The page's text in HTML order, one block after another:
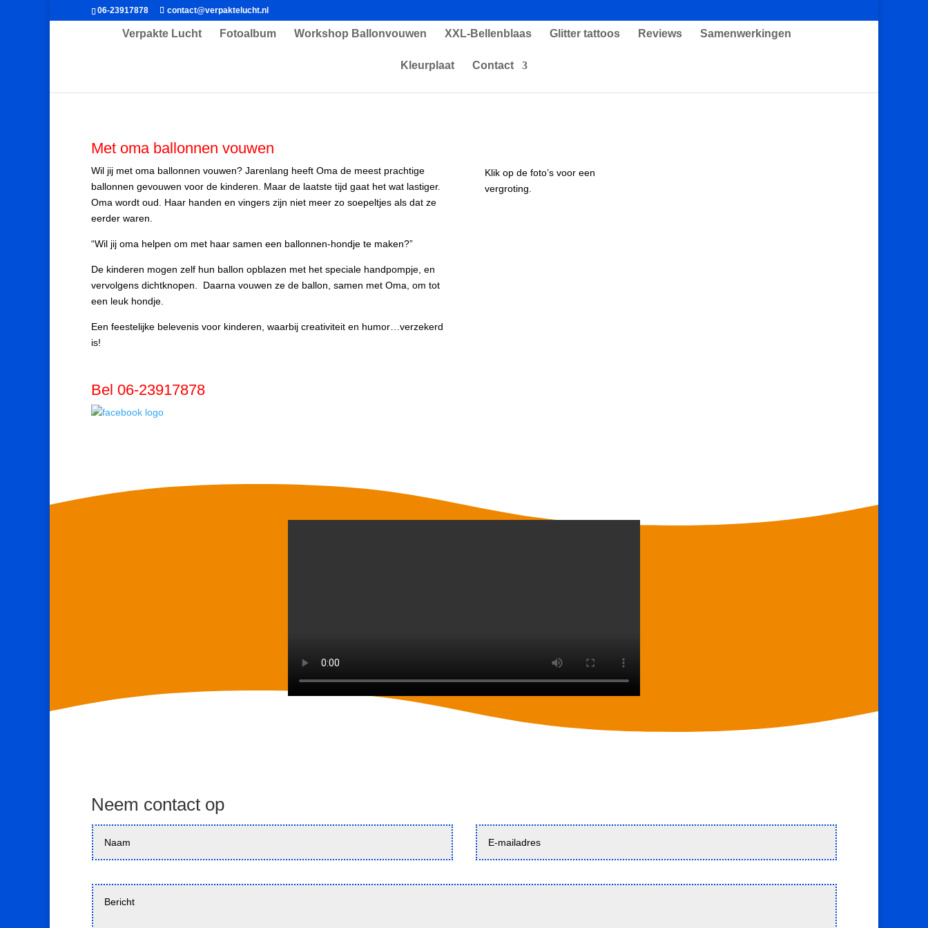
06-23917878 contact@verpaktelucht.nl
Verpakte Lucht Fotoalbum Workshop Ballonvouwen XXL-Bellenblaas Glitter tattoos Reviews Samenwerkingen
Kleurplaat Contact
Met oma ballonnen vouwen
Wil jij met oma ballonnen vouwen? Jarenlang heeft Oma de meest prachtige
ballonnen gevouwen voor de kinderen. Maar de laatste tijd gaat het wat lastiger.
Oma wordt oud. Haar handen en vingers zijn niet meer zo soepeltjes als dat ze
eerder waren.
“Wil jij oma helpen om met haar samen een ballonnen-hondje te maken?”
De kinderen mogen zelf hun ballon opblazen met het speciale handpompje, en
vervolgens dichtknopen. Daarna vouwen ze de ballon, samen met Oma, om tot
een leuk hondje.
Een feestelijke belevenis voor kinderen, waarbij creativiteit en humor…verzekerd
is!
Bel 06-23917878
Klik op de foto’s voor een
vergroting.
Neem contact op